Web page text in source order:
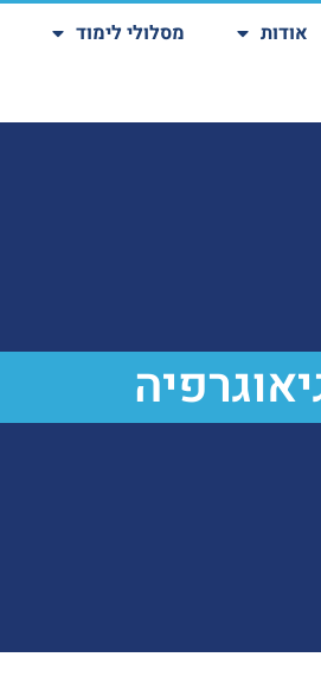
אודות מסלולי לימוד